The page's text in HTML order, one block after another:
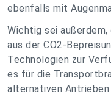
ebenfalls mit
Wichtig sei außerdem,
aus der CO2-
Technologien zur
es für die
alternativen